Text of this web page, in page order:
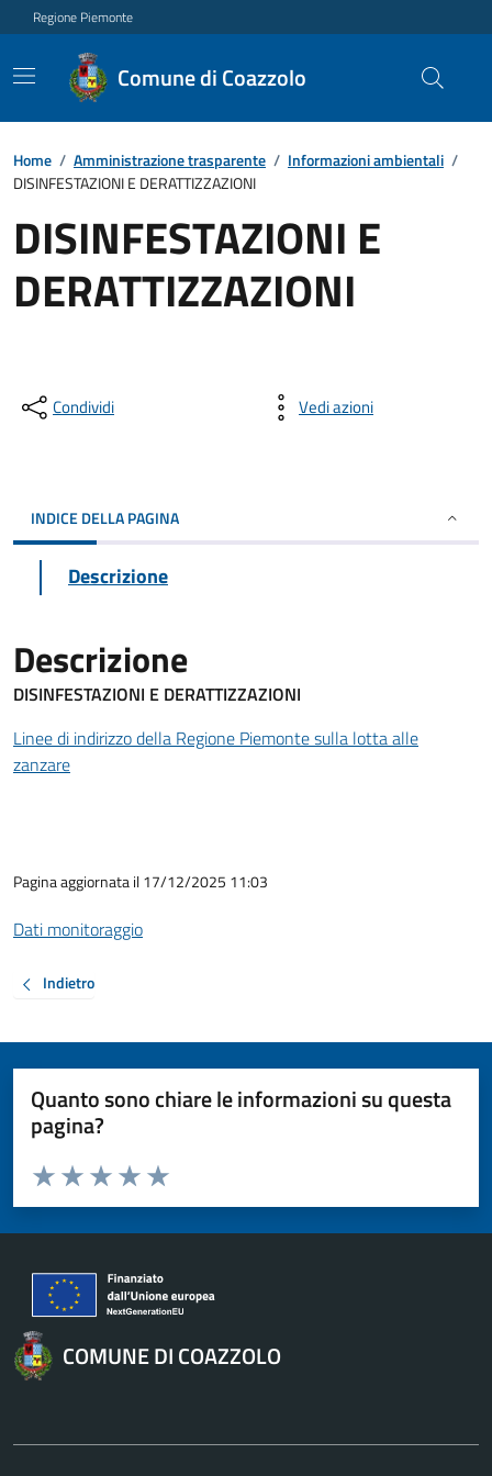
Regione Piemonte
Comune di Coazzolo
Home / Amministrazione trasparente / Informazioni ambientali /
DISINFESTAZIONI E DERATTIZZAZIONI
DISINFESTAZIONI E
DERATTIZZAZIONI
Condividi Vedi azioni
INDICE DELLA PAGINA
Descrizione
Descrizione
DISINFESTAZIONI E DERATTIZZAZIONI
Linee di indirizzo della Regione Piemonte sulla lotta alle
zanzare
Pagina aggiornata il 17/12/2025 11:03
Dati monitoraggio
Indietro
Quanto sono chiare le informazioni su questa
pagina?
Valuta da 1 a 5 stelle la pagina
Valuta 5 stelle su 5
Valuta 4 stelle su 5
Valuta 3 stelle su 5
Valuta 2 stelle su 5
Valuta 1 stelle su 5
COMUNE DI COAZZOLO